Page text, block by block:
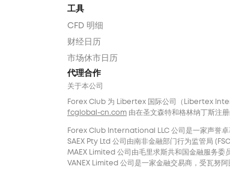
工具
CFD 明细
财经日历
市场休市日历
代理合作
关于本公司
Forex Club 为 Libertex 国际公司（Libertex
fcglobal-cn.com 由在圣文森特和格林纳丁斯注
Forex Club International LLC 公司是一家声誉卓
SAEX Pty Ltd 公司由南非金融部门行为监管局
MAEX Limited 公司由毛里求斯共和国金融服务委
VANEX Limited 公司是一家金融交易商，受瓦努阿